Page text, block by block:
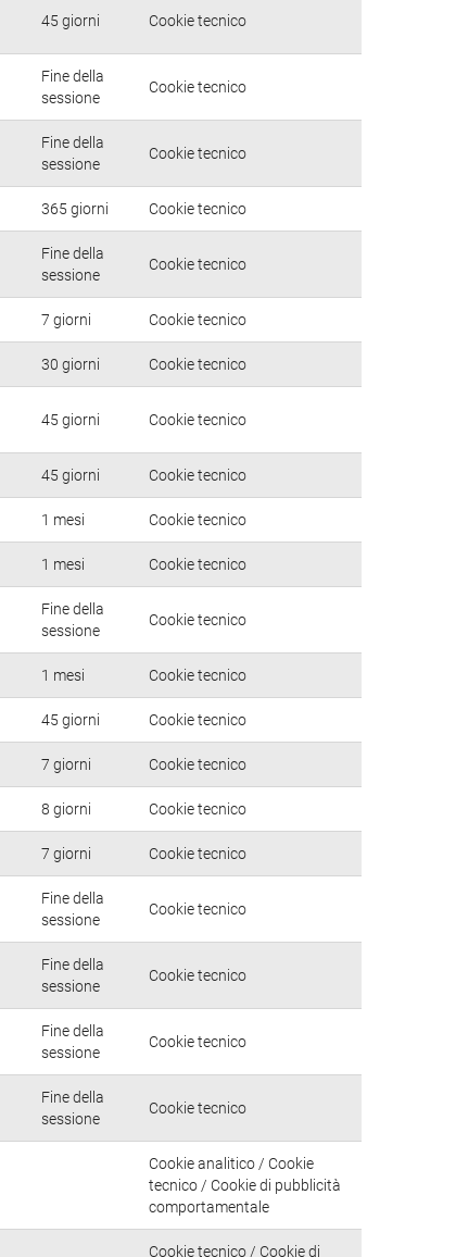
45 giorni Cookie tecnico
Fine della
sessione
Cookie tecnico
Fine della
sessione
Cookie tecnico
365 giorni Cookie tecnico
Fine della
sessione
Cookie tecnico
7 giorni Cookie tecnico
30 giorni Cookie tecnico
45 giorni Cookie tecnico
45 giorni Cookie tecnico
1 mesi Cookie tecnico
1 mesi Cookie tecnico
Fine della
sessione
Cookie tecnico
1 mesi Cookie tecnico
45 giorni Cookie tecnico
7 giorni Cookie tecnico
8 giorni Cookie tecnico
7 giorni Cookie tecnico
Fine della
sessione
Cookie tecnico
Fine della
sessione
Cookie tecnico
Fine della
sessione
Cookie tecnico
Fine della
sessione
Cookie tecnico
Cookie analitico / Cookie
tecnico / Cookie di pubblicità
comportamentale
Cookie tecnico / Cookie di